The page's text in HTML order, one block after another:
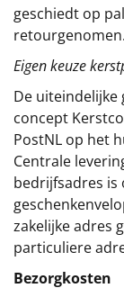
geschiedt op
retourgenomen.
Eigen keuze
De uiteindelijke
concept
PostNL op het
Centrale
bedrijfsadres is
zakelijke adres
particuliere
Bezorgkosten